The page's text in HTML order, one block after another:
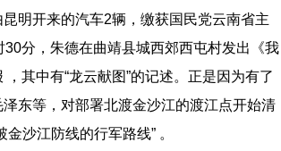
明开来的汽车2辆，缴获国民党云南省主
分，朱德在曲靖县城西郊西屯村发出《我
其中有“龙云献图”的记述。正是因为有了
东等，对部署北渡金沙江的渡江点开始清
沙江防线的行军路线” 。